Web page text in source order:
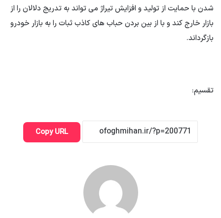
شدن با حمایت از تولید و افزایش تیراژ می تواند به تدریج دلالان را از
بازار خارج کند و با از بین بردن حباب های کاذب ثبات را به بازار خودرو
بازگرداند.
تقسیم:
Copy URL